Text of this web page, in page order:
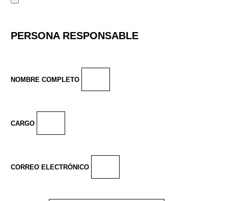
PERSONA RESPONSABLE
NOMBRE COMPLETO
CARGO
CORREO ELECTRÓNICO